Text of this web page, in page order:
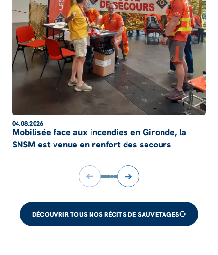
DÉCOUVRIR TOUS NOS RÉCITS DE SAUVETAGES
04.08.2026
Mobilisée face aux incendies en Gironde, la
SNSM est venue en renfort des secours